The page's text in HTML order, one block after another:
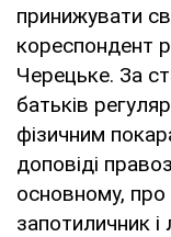
принижувати
кореспондент
Черецьке. За
батьків
фізичним
доповіді
основному,
запотиличник і